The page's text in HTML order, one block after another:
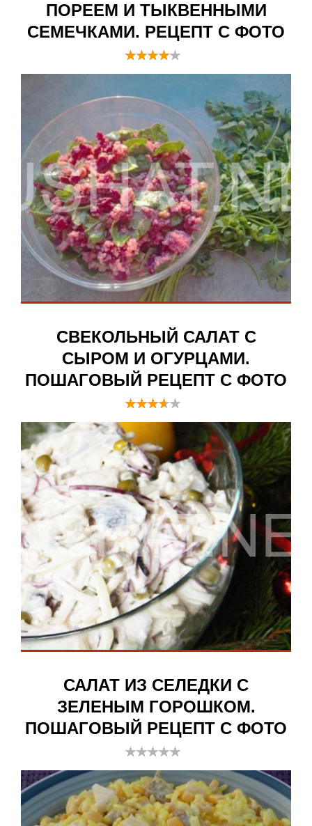
ПОРЕЕМ И ТЫКВЕННЫМИ
СЕМЕЧКАМИ. РЕЦЕПТ С ФОТО
СВЕКОЛЬНЫЙ САЛАТ С
СЫРОМ И ОГУРЦАМИ.
ПОШАГОВЫЙ РЕЦЕПТ С ФОТО
САЛАТ ИЗ СЕЛЕДКИ С
ЗЕЛЕНЫМ ГОРОШКОМ.
ПОШАГОВЫЙ РЕЦЕПТ С ФОТО